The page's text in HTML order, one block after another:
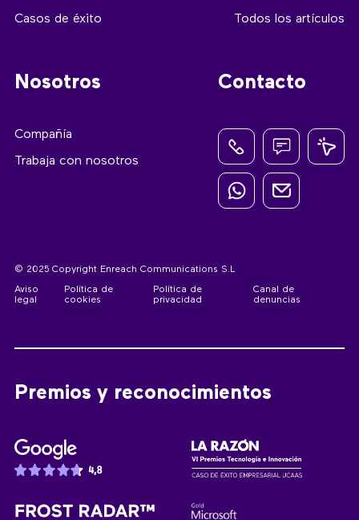
Casos de éxito Todos los artículos
Nosotros
Compañía
Trabaja con nosotros
Contacto
© 2025 Copyright Enreach Communications S.L
Aviso
legal
Política de
cookies
Política de
privacidad
Canal de
denuncias
Premios y reconocimientos